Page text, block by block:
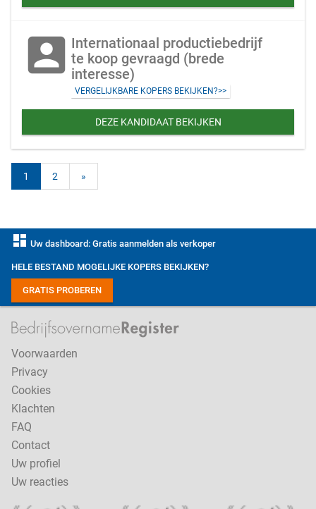
account_box Internationaal productiebedrijf
te koop gevraagd (brede
interesse)
VERGELIJKBARE KOPERS BEKIJKEN?>>
DEZE KANDIDAAT BEKIJKEN
1 2 »
dashboard Uw dashboard: Gratis aanmelden als verkoper
HELE BESTAND MOGELIJKE KOPERS BEKIJKEN?
GRATIS PROBEREN
Voorwaarden
Privacy
Cookies
Klachten
FAQ
Contact
Uw profiel
Uw reacties